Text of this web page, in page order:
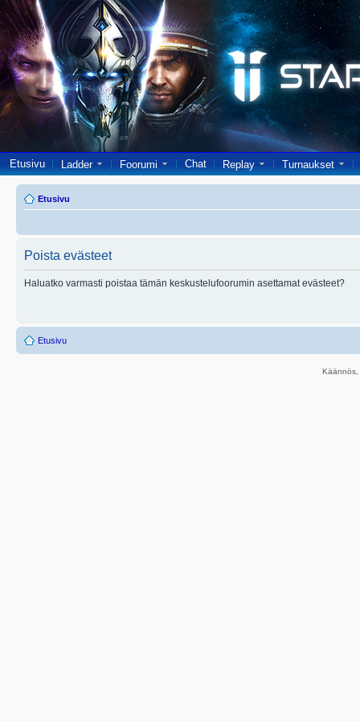
Etusivu Ladder Foorumi Chat Replay Turnaukset
Etusivu
Poista evästeet
Haluatko varmasti poistaa tämän keskustelufoorumin asettamat evästeet?
Etusivu